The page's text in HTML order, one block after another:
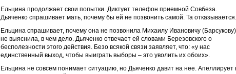
Ельцина продолжает свои попытки. Диктует телефон приемной Совбеза.
Дьяченко спрашивает мать, почему бы ей не позвонить самой. Та отказывается.
Ельцина спрашивает, почему она не позвонила Михаилу Ивановичу
не выяснила, в чем дело. Дьяченко отвечает ей словами Березовского о
бесполезности этого действия. Безо всякой связи заявляет, что: «у нас
единственный выход, чтобы выиграть выборы – это уволить их обоих».
Ельцина не совсем понимает ситуацию, но Дьяченко давит на нее. Апеллирует